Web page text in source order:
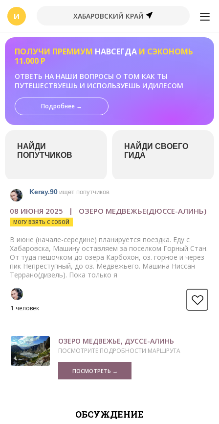
И ХАБАРОВСКИЙ КРАЙ
ПОЛУЧИ ПРЕМИУМ НАВСЕГДА И СЭКОНОМЬ
11.000 Р
ОТВЕТЬ НА НАШИ ВОПРОСЫ О ТОМ КАК ТЫ
ПУТЕШЕСТВУЕШЬ И ИСПОЛЬЗУЕШЬ ИДИЛЕСОМ
Подробнее →
НАЙДИ
ПОПУТЧИКОВ
НАЙДИ СВОЕГО
ГИДА
Keray.90 ищет попутчиков
08 ИЮНЯ 2025 | ОЗЕРО МЕДВЕЖЬЕ(ДЮССЕ-АЛИНЬ)
МОГУ ВЗЯТЬ С СОБОЙ
В июне (начале-середине) планируется поездка. Еду с
Хабаровска, Машину оставляем за поселком Горный Стан.
От туда пешочком до озера Карбохон, оз. горное и через
пик Непреступный, до оз. Медвежьего. Машина Ниссан
Террано(дизель). Пока только я
1 человек
ОЗЕРО МЕДВЕЖЬЕ, ДУССЕ-АЛИНЬ
ПОСМОТРИТЕ ПОДРОБНОСТИ МАРШРУТА
ПОСМОТРЕТЬ →
ОБСУЖДЕНИЕ